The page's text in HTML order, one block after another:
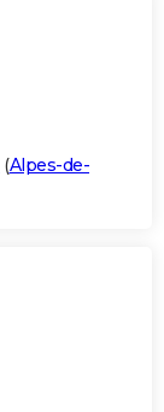
(Alpes-de-